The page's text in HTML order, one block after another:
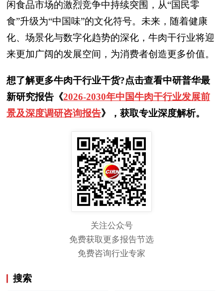
闲食品市场的激烈竞争中持续突围，从“国民零
食”升级为“中国味”的文化符号。未来，随着健康
化、场景化与数字化趋势的深化，牛肉干行业将迎
来更加广阔的发展空间，为消费者创造更多价值。
想了解更多牛肉干行业干货?点击查看中研普华最
新研究报告《2026-2030年中国牛肉干行业发展前
景及深度调研咨询报告》，获取专业深度解析。
关注公众号
免费获取更多报告节选
免费咨询行业专家
搜索